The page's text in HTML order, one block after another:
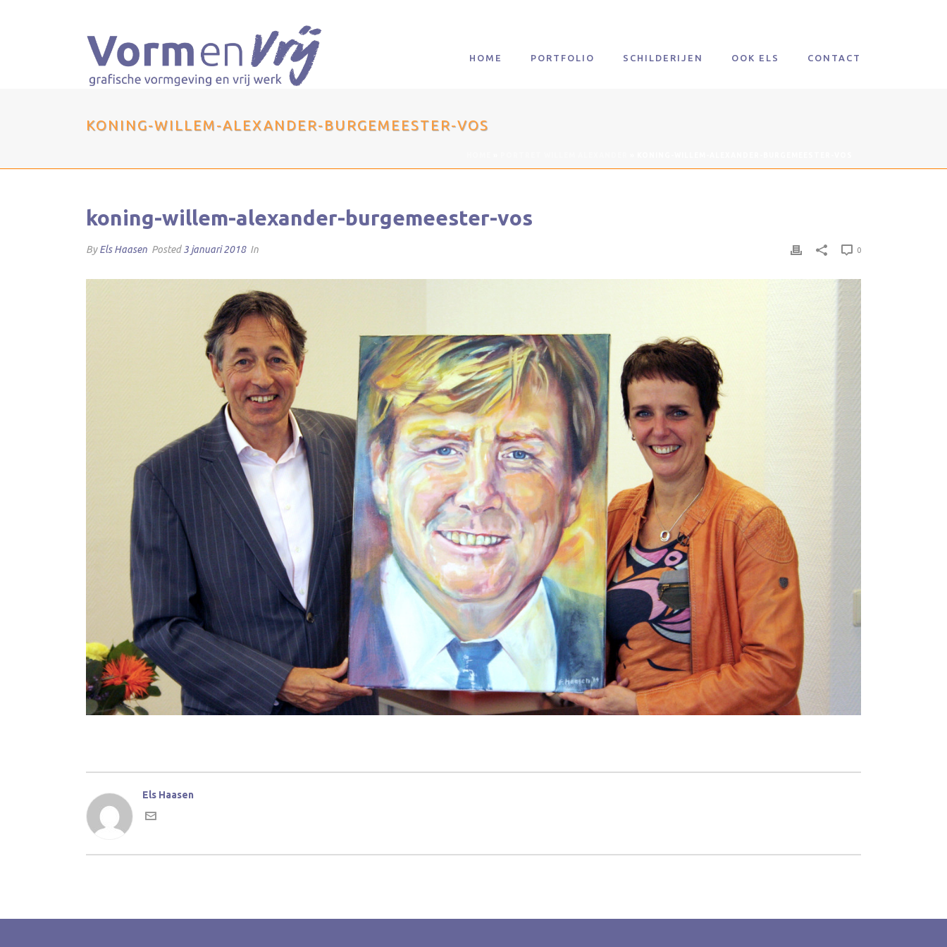
HOME PORTFOLIO SCHILDERIJEN OOK ELS CONTACT
KONING-WILLEM-ALEXANDER-BURGEMEESTER-VOS
koning-willem-alexander-burgemeester-vos
ByEls Haasen Posted3 januari 2018 In 0
Els Haasen